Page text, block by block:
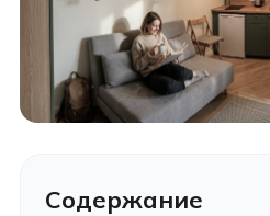
Содержание